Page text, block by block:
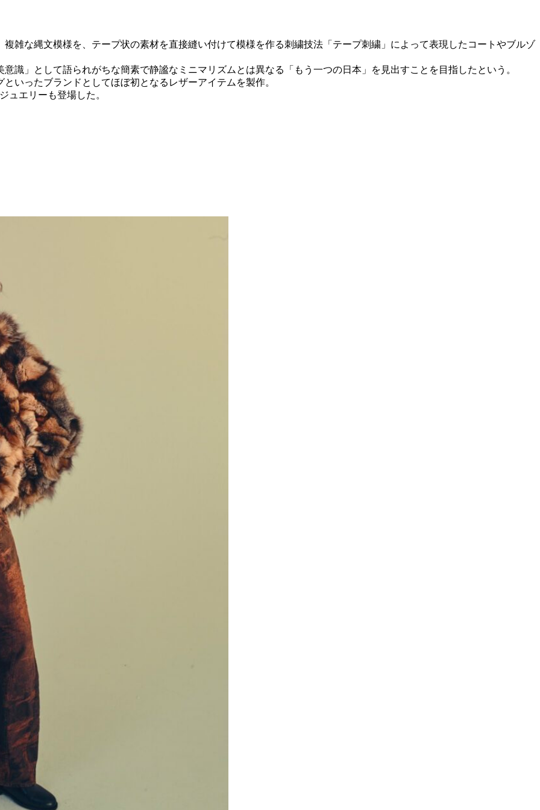
雑な縄文模様を、テープ状の素材を直接縫い付けて模様を作る刺繍技法「テープ刺繍」によって表現したコートやブルゾ
識」として語られがちな簡素で静謐なミニマリズムとは異なる「もう一つの日本」を見出すことを目指したという。
ったブランドとしてほぼ初となるレザーアイテムを製作。
ュエリーも登場した。